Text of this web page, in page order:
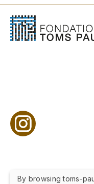
By browsing toms-